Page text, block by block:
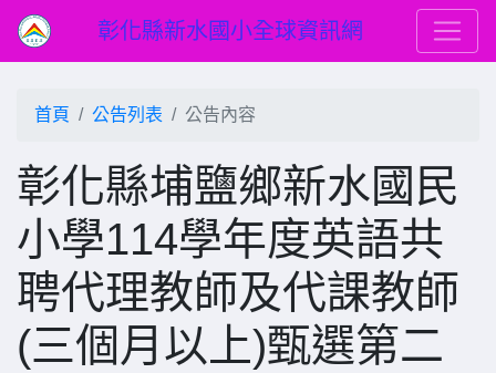
彰化縣新水國小全球資訊網
首頁 公告列表 公告內容
彰化縣埔鹽鄉新水國民
小學114學年度英語共
聘代理教師及代課教師
(三個月以上)甄選第二